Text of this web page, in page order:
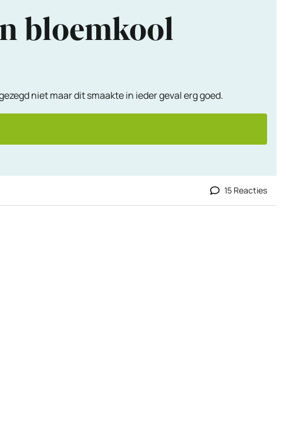
bloemkool
niet maar dit smaakte in ieder geval erg goed.
15 Reacties